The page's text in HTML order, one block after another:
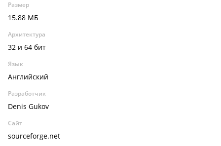
Размер
15.88 МБ
Архитектура
32 и 64 бит
Язык
Английский
Разработчик
Denis Gukov
Сайт
sourceforge.net